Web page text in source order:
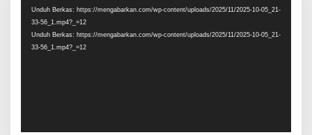
Unduh Berkas: https://mengabarkan.com/wp-content/uploads/2025/11/2025-10-05_21-
33-56_1.mp4?_=12
Unduh Berkas: https://mengabarkan.com/wp-content/uploads/2025/11/2025-10-05_21-
33-56_1.mp4?_=12